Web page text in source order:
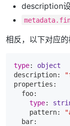
description
相反，以下对应的
type: object
description:
properties:
  foo:
type:
    pattern:
  bar: